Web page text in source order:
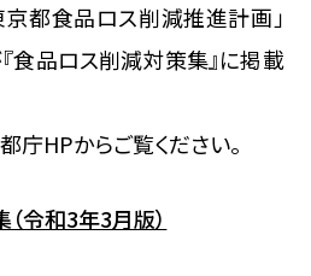
都食品ロス削減推進計画」
食品ロス削減対策集』に掲載
庁HPからご覧ください。
令和3年3月版）